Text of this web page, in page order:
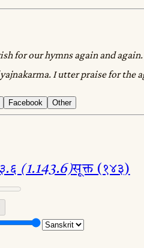
for our hymns again and
I utter praise for the
Facebook Other
(1.143.6)सूक्त (१४३)